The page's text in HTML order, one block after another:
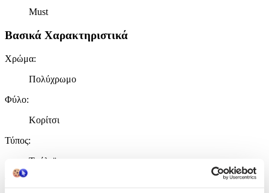
Must
Βασικά Χαρακτηριστικά
Χρώμα:
Πολύχρωμο
Φύλο:
Κορίτσι
Τύπος:
Τρόλεϊ
Τάξη